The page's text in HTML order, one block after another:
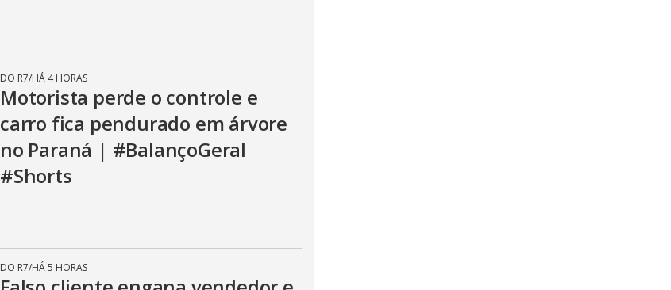
DO R7/HÁ 4 HORAS
Motorista perde o controle e
carro fica pendurado em árvore
no Paraná | #BalançoGeral
#Shorts
DO R7/HÁ 5 HORAS